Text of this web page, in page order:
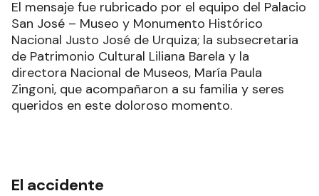
El mensaje fue rubricado por el equipo del Palacio
San José – Museo y Monumento Histórico
Nacional Justo José de Urquiza; la subsecretaria
de Patrimonio Cultural Liliana Barela y la
directora Nacional de Museos, María Paula
Zingoni, que acompañaron a su familia y seres
queridos en este doloroso momento.
El accidente